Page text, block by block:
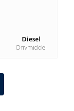
Diesel
Drivmiddel